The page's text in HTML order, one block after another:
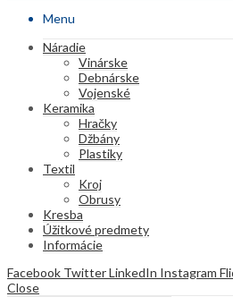
Menu
Náradie
Vinárske
Debnárske
Vojenské
Keramika
Hračky
Džbány
Plastiky
Textil
Kroj
Obrusy
Kresba
Úžitkové predmety
Informácie
Facebook TwitterLinkedIn Instagram
Close